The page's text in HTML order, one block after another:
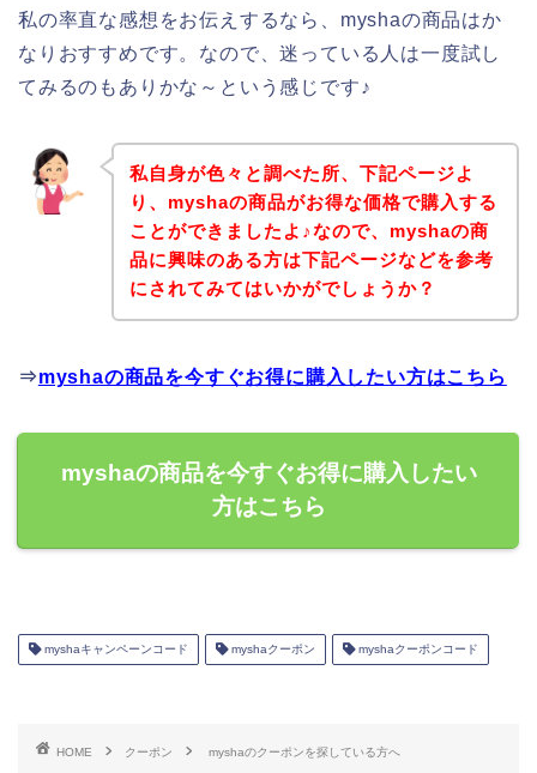
私の率直な感想をお伝えするなら、myshaの商品はか
なりおすすめです。なので、迷っている人は一度試し
てみるのもありかな～という感じです♪
私自身が色々と調べた所、下記ページよ
り、myshaの商品がお得な価格で購入する
ことができましたよ♪なので、myshaの商
品に興味のある方は下記ページなどを参考
にされてみてはいかがでしょうか？
⇒myshaの商品を今すぐお得に購入したい方はこちら
myshaの商品を今すぐお得に購入したい
方はこちら
myshaキャンペーンコード myshaクーポン myshaクーポンコード
HOME クーポン myshaのクーポンを探している方へ